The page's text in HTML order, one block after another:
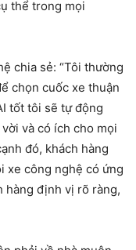
thể trong mọi
chia sẻ: “Tôi thường
chọn cuốc xe thuận
tốt tôi sẽ tự động
và có ích cho mọi
đó, khách hàng
xe công nghệ có ứng
hàng định vị rõ ràng,